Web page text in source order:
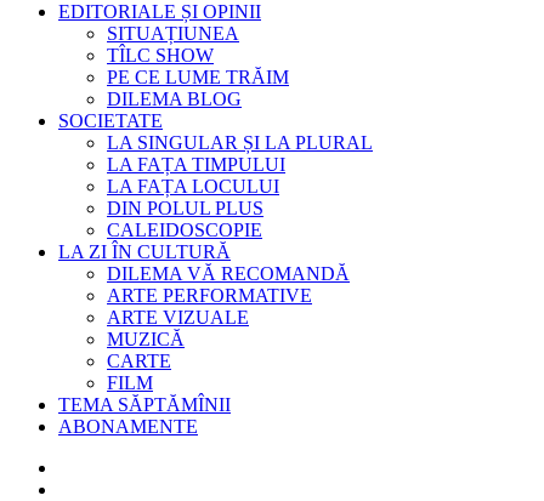
EDITORIALE ȘI OPINII
SITUAȚIUNEA
TÎLC SHOW
PE CE LUME TRĂIM
DILEMA BLOG
SOCIETATE
LA SINGULAR ȘI LA PLURAL
LA FAȚA TIMPULUI
LA FAȚA LOCULUI
DIN POLUL PLUS
CALEIDOSCOPIE
LA ZI ÎN CULTURĂ
DILEMA VĂ RECOMANDĂ
ARTE PERFORMATIVE
ARTE VIZUALE
MUZICĂ
CARTE
FILM
TEMA SĂPTĂMÎNII
ABONAMENTE